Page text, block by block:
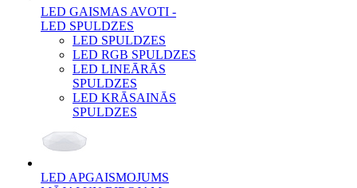
LED GAISMAS AVOTI -
LED SPULDZES
LED SPULDZES
LED RGB SPULDZES
LED LINEĀRĀS
SPULDZES
LED KRĀSAINĀS
SPULDZES
LED APGAISMOJUMS